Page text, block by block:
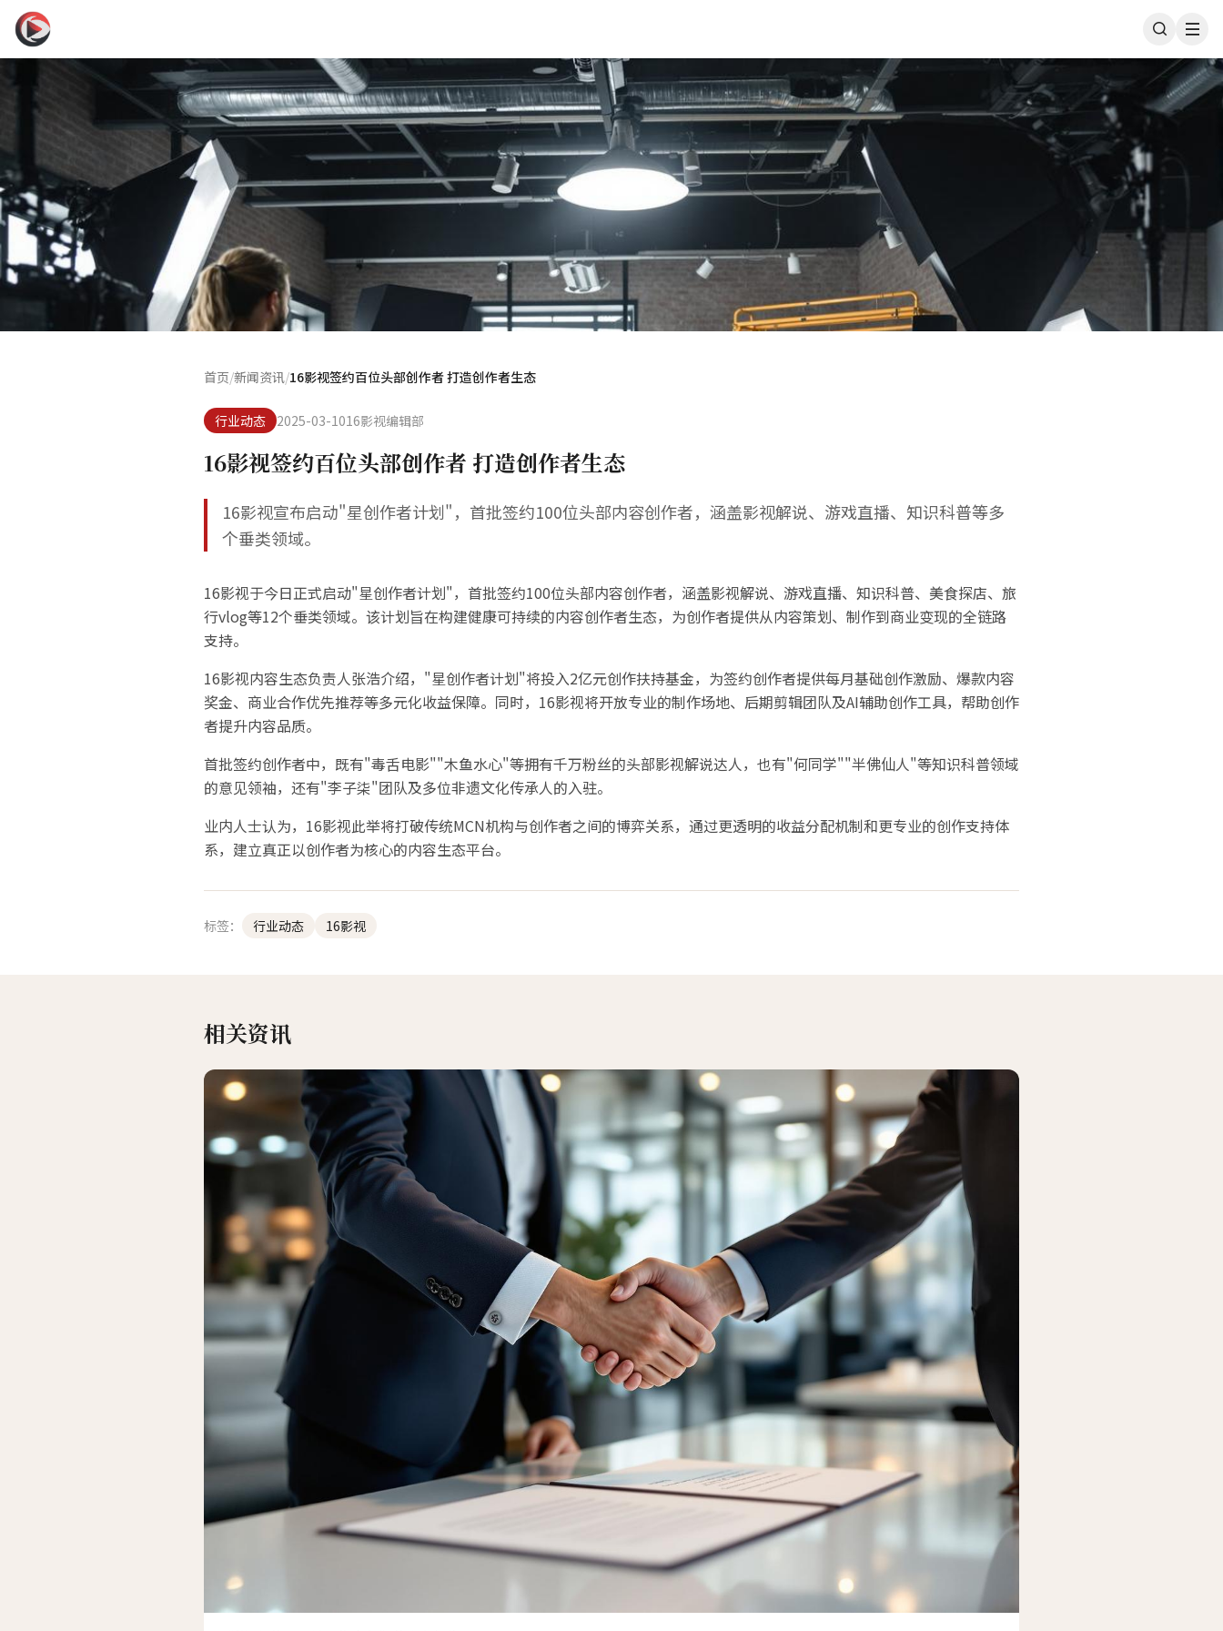
首页/新闻资讯/16影视签约百位头部创作者 打造创作者生态
行业动态 2025-03-1016影视编辑部
16影视签约百位头部创作者 打造创作者生态
16影视宣布启动"星创作者计划"，首批签约100位头部内容创作者，涵盖影视解说、游戏直播、知识科普等多
个垂类领域。
16影视于今日正式启动"星创作者计划"，首批签约100位头部内容创作者，涵盖影视解说、游戏直播、知识科普、美食探店、旅
行vlog等12个垂类领域。该计划旨在构建健康可持续的内容创作者生态，为创作者提供从内容策划、制作到商业变现的全链路
支持。
16影视内容生态负责人张浩介绍，"星创作者计划"将投入2亿元创作扶持基金，为签约创作者提供每月基础创作激励、爆款内容
奖金、商业合作优先推荐等多元化收益保障。同时，16影视将开放专业的制作场地、后期剪辑团队及AI辅助创作工具，帮助创作
者提升内容品质。
首批签约创作者中，既有"毒舌电影""木鱼水心"等拥有千万粉丝的头部影视解说达人，也有"何同学""半佛仙人"等知识科普领域
的意见领袖，还有"李子柒"团队及多位非遗文化传承人的入驻。
业内人士认为，16影视此举将打破传统MCN机构与创作者之间的博弈关系，通过更透明的收益分配机制和更专业的创作支持体
系，建立真正以创作者为核心的内容生态平台。
标签： 行业动态 16影视
相关资讯